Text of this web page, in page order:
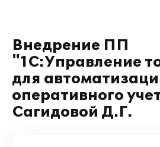
Внедрение ПП
"1С:Управление
для
оперативного
Сагидовой Д.Г.